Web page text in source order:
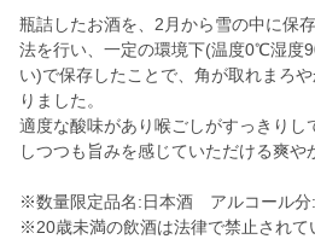
瓶詰したお酒を、2月から雪の中に保
法を行い、一定の環境下(温度0℃湿度
い)で保存したことで、角が取れまろ
りました。
適度な酸味があり喉ごしがすっきりし
しつつも旨みを感じていただける爽や
※数量限定品名:日本酒 アルコール分
※20歳未満の飲酒は法律で禁止されて